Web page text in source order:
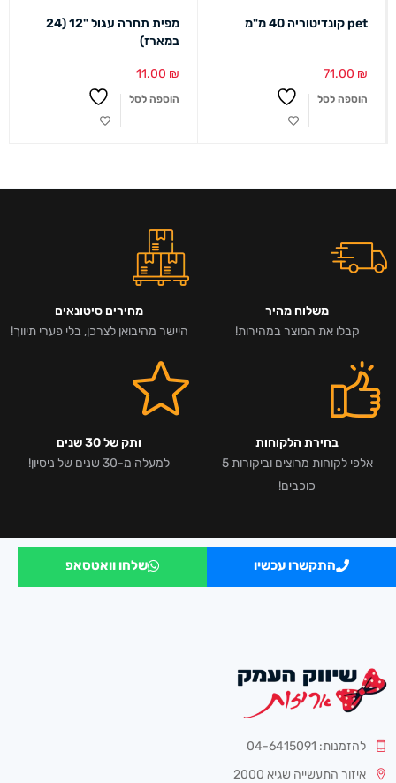
pet קונדיטוריה 40 מ"מ
71.00 ₪
הוספה לסל
מפית תחרה עגול "12 (24
במארז)
11.00 ₪
הוספה לסל
משלוח מהיר
קבלו את המוצר במהירות!
מחירים סיטונאים
היישר מהיבואן לצרכן, בלי פערי תיווך!
בחירת הלקוחות
אלפי לקוחות מרוצים וביקורות 5
כוכבים!
ותק של 30 שנים
למעלה מ-30 שנים של ניסיון!
התקשרו עכשיו שלחו וואטסאפ
להזמנות: 04-6415091
איזור התעשייה שגיא 2000